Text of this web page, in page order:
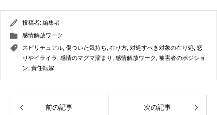
投稿者: 編集者
感情解放ワーク
スピリチュアル, 傷ついた気持ち, 在り方, 対処すべき対象の在り処, 怒
りやイライラ , 感情のマグマ溜まり , 感情解放ワーク , 被害者のポジショ
ン, 責任転嫁
前の記事 次の記事